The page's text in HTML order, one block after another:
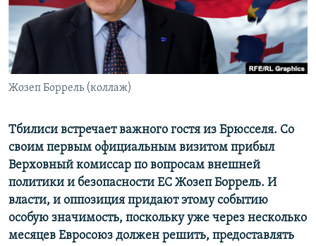
СПОРТ
МИР
БЛОГИ
ГОЛОСА
АРХИВ РАДИОПРОГРАММЫ
Все сайты РСЕ/РС
Жозеп Боррель (коллаж)
Тбилиси встречает важного гостя из Брюсселя. Со
своим первым официальным визитом прибыл
Верховный комиссар по вопросам внешней
политики и безопасности ЕС Жозеп Боррель. И
власти, и оппозиция придают этому событию
особую значимость, поскольку уже через несколько
месяцев Евросоюз должен решить, предоставлять